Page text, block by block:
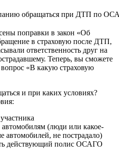
поправки в закон «Об
в страховую после ДТП,
ответственность друг на
Теперь, вы сможете
вопрос «В какую страховую
и при каких условиях?
(люди или какое-
автомобилей, не пострадало)
действующий полис ОСАГО